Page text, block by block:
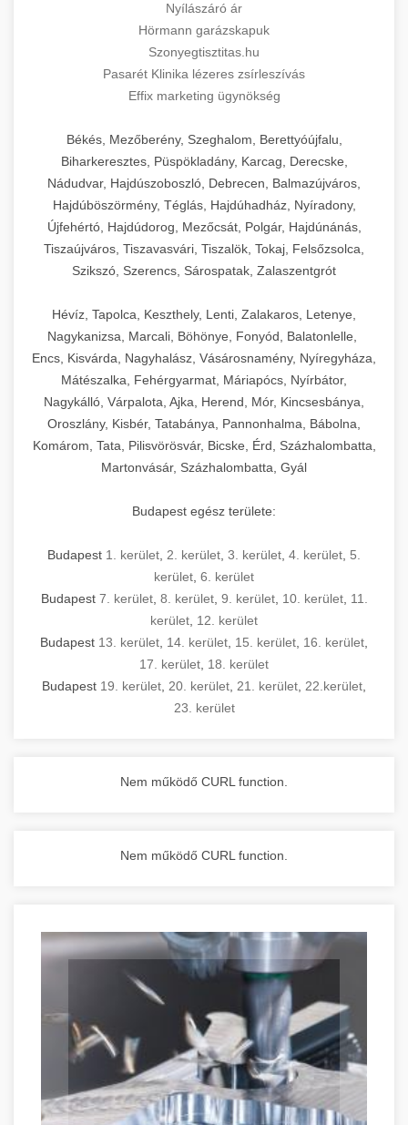
Nyílászáró ár
Hörmann garázskapuk
Szonyegtisztitas.hu
Pasarét Klinika lézeres zsírleszívás
Effix marketing ügynökség
Békés, Mezőberény, Szeghalom, Berettyóújfalu,
Biharkeresztes, Püspökladány, Karcag, Derecske,
Nádudvar, Hajdúszoboszló, Debrecen, Balmazújváros,
Hajdúböszörmény, Téglás, Hajdúhadház, Nyíradony,
Újfehértó, Hajdúdorog, Mezőcsát, Polgár, Hajdúnánás,
Tiszaújváros, Tiszavasvári, Tiszalök, Tokaj, Felsőzsolca,
Szikszó, Szerencs, Sárospatak, Zalaszentgrót
Hévíz, Tapolca, Keszthely, Lenti, Zalakaros, Letenye,
Nagykanizsa, Marcali, Böhönye, Fonyód, Balatonlelle,
Encs, Kisvárda, Nagyhalász, Vásárosnamény, Nyíregyháza,
Mátészalka, Fehérgyarmat, Máriapócs, Nyírbátor,
Nagykálló, Várpalota, Ajka, Herend, Mór, Kincsesbánya,
Oroszlány, Kisbér, Tatabánya, Pannonhalma, Bábolna,
Komárom, Tata, Pilisvörösvár, Bicske, Érd, Százhalombatta,
Martonvásár, Százhalombatta, Gyál
Budapest egész területe:
Budapest 1. kerület 2. kerület 3. kerület 4. kerület 5.
kerület 6. kerület
Budapest 7. kerület, 8. kerület, 9. kerület, 10. kerület, 11.
kerület 12. kerület
Budapest 13. kerület 14. kerület 15. kerület 16. kerület
17. kerület 18. kerület
Budapest 19. kerület 20. kerület 21. kerület 22.kerület
23. kerület
Nem működő CURL function.
Nem működő CURL function.